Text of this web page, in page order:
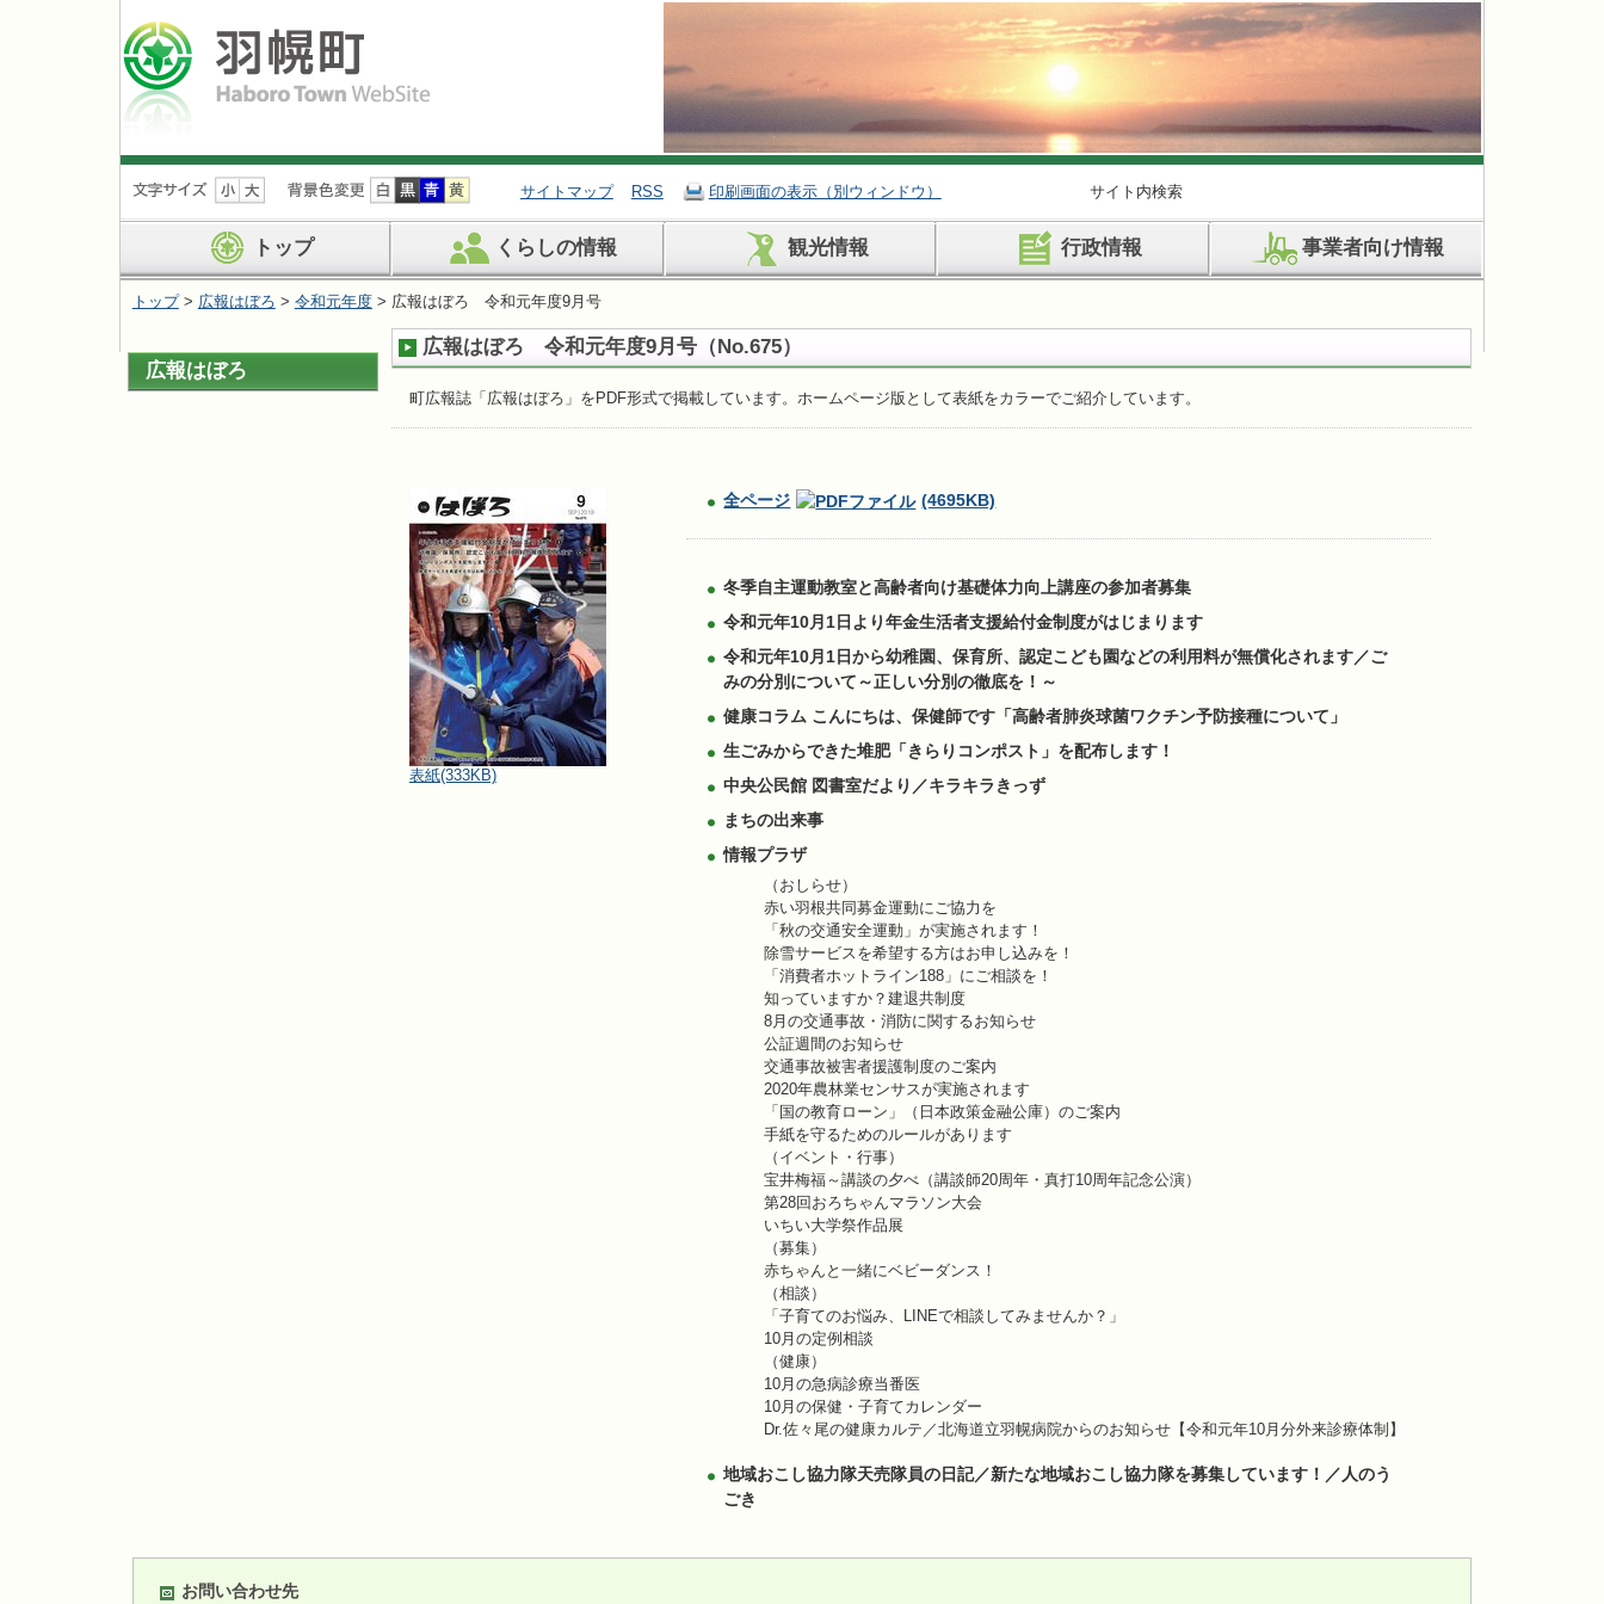
ナ
ビ
ョ
ン
飛
ば
す
サイトマップ RSS 印刷画面の表示（別ウィンドウ） サイト内検索
トップ くらしの情報 観光情報 行政情報 事業者向け情報
トップ> 広報はぼろ > 令和元年度> 広報はぼろ 令和元年度9月号
広報はぼろ 令和元年度9月号（No.675）
町広報誌「広報はぼろ」をPDF形式で掲載しています。ホームページ版として表紙をカラーでご紹介しています。
表紙(333KB)
全ページ (4695KB)
冬季自主運動教室と高齢者向け基礎体力向上講座の参加者募集
令和元年10月1日より年金生活者支援給付金制度がはじまります
令和元年10月1日から幼稚園、保育所、認定こども園などの利用料が無償化されます／ご
みの分別について～正しい分別の徹底を！～
健康コラム こんにちは、保健師です「高齢者肺炎球菌ワクチン予防接種について」
生ごみからできた堆肥「きらりコンポスト」を配布します！
中央公民館 図書室だより／キラキラきっず
まちの出来事
情報プラザ
（おしらせ）
赤い羽根共同募金運動にご協力を
「秋の交通安全運動」が実施されます！
除雪サービスを希望する方はお申し込みを！
「消費者ホットライン188」にご相談を！
知っていますか？建退共制度
8月の交通事故・消防に関するお知らせ
公証週間のお知らせ
交通事故被害者援護制度のご案内
2020年農林業センサスが実施されます
「国の教育ローン」（日本政策金融公庫）のご案内
手紙を守るためのルールがあります
（イベント・行事）
宝井梅福～講談の夕べ（講談師20周年・真打10周年記念公演）
第28回おろちゃんマラソン大会
いちい大学祭作品展
（募集）
赤ちゃんと一緒にベビーダンス！
（相談）
「子育てのお悩み、LINEで相談してみませんか？」
10月の定例相談
（健康）
10月の急病診療当番医
10月の保健・子育てカレンダー
Dr.佐々尾の健康カルテ／北海道立羽幌病院からのお知らせ【令和元年10月分外来診療体制】
地域おこし協力隊天売隊員の日記／新たな地域おこし協力隊を募集しています！／人のう
ごき
お問い合わせ先
広報はぼろ